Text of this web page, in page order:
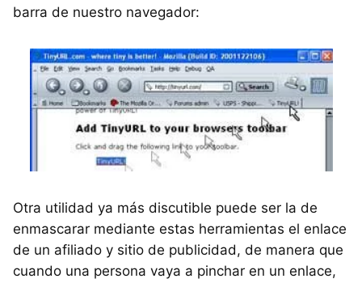
barra de nuestro navegador:
Otra utilidad ya más discutible puede ser la de
enmascarar mediante estas herramientas el enlace
de un afiliado y sitio de publicidad, de manera que
cuando una persona vaya a pinchar en un enlace,